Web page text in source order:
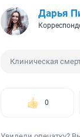
Дарья
Клиническая
0